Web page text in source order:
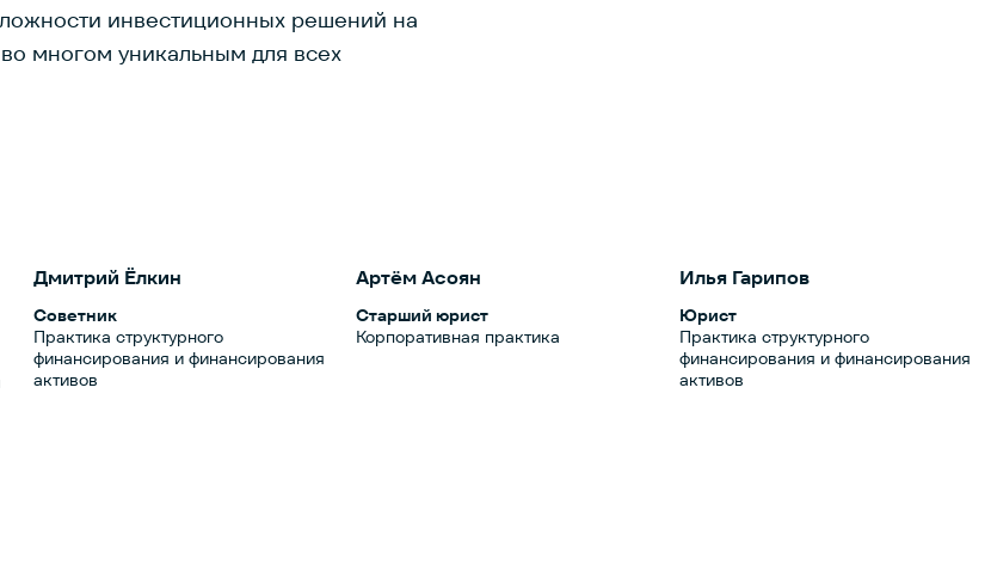
инвестиционных решений на
многом уникальным для всех
Дмитрий Ёлкин
Советник
Практика структурного
финансирования и финансирования
активов
Артём Асоян
Старший юрист
Корпоративная практика
Илья Гарипов
Юрист
Практика структурного
финансирования и финансирования
активов